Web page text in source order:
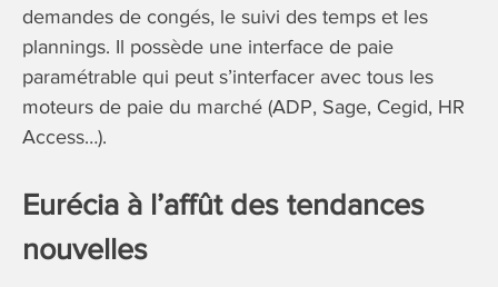
demandes de congés, le suivi des temps et les
plannings. Il possède une interface de paie
paramétrable qui peut s’interfacer avec tous les
moteurs de paie du marché (ADP, Sage, Cegid, HR
Access…).
Eurécia à l’affût des tendances
nouvelles